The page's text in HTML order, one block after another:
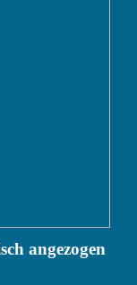
angezogen